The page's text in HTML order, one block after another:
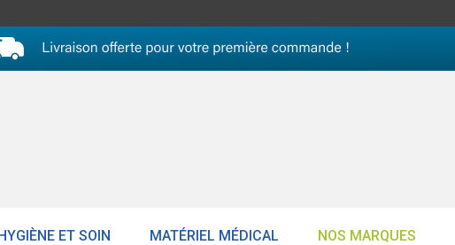
ET SOIN MATÉRIEL MÉDICAL NOS MARQUES